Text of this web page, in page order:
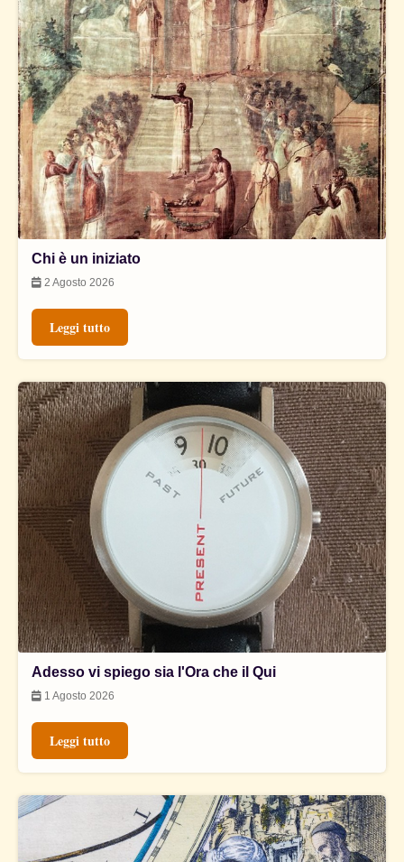
Chi è un iniziato
2 Agosto 2026
Leggi tutto
Adesso vi spiego sia l'Ora che il Qui
1 Agosto 2026
Leggi tutto